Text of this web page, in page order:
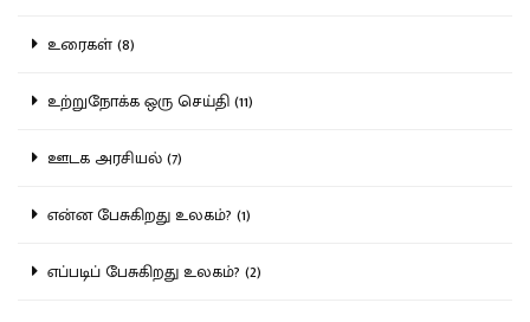
உரைகள் (8)
உற்றுநோக்க ஒரு செய்தி (11)
ஊடக அரசியல் (7)
என்ன பேசுகிறது உலகம்? (1)
எப்படிப் பேசுகிறது உலகம்? (2)